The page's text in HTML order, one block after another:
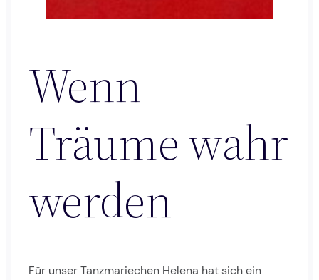
Wenn
Träume wahr
werden
Für unser Tanzmariechen Helena hat sich ein